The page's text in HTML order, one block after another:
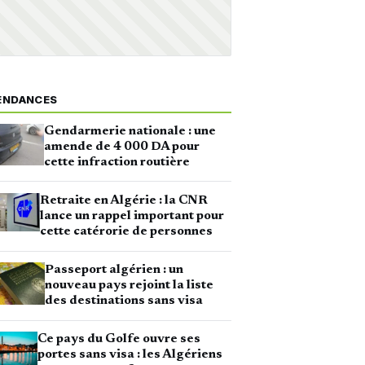
Gendarmerie nationale : une
amende de 4 000 DA pour
cette infraction routière
Retraite en Algérie : la CNR
lance un rappel important pour
cette catérorie de personnes
Passeport algérien : un
nouveau pays rejoint la liste
des destinations sans visa
Ce pays du Golfe ouvre ses
portes sans visa : les Algériens